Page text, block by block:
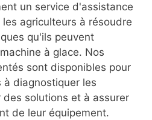
un service d'assistance
agriculteurs à résoudre
qu'ils peuvent
à glace. Nos
sont disponibles pour
à diagnostiquer les
solutions et à assurer
de leur équipement.